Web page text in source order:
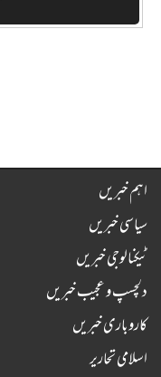
اہم خبریں
سیاسی خبریں
ٹیکنالوجی خبریں
دلچسپ و عجیب خبریں
کاروباری خبریں
اسلامی تحاریر